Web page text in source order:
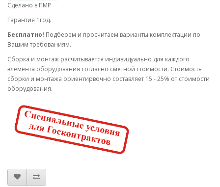
Сделано в ПМР
Гарантия 1год.
Бесплатно! Подберем и просчитаем варианты комплектации по
Вашим требованиям.
Cборка и монтаж расчитывается индивидуально для каждого
элемента оборудования согласно сметной стоимости. Стоимость
сборки и монтажа ориентирвочно составляет 15 - 25% от стоимости
оборудования.